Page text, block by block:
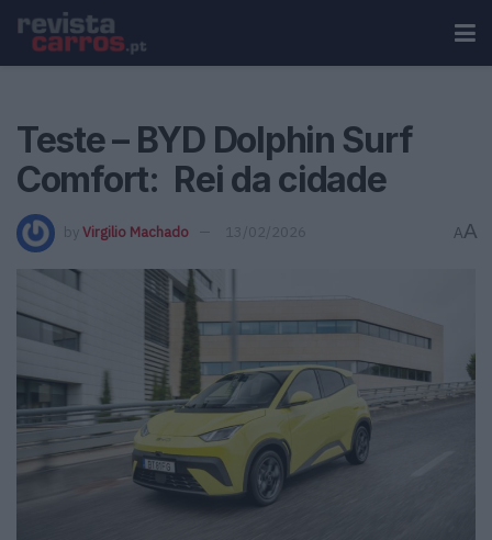
Teste – BYD Dolphin Surf
Comfort: Rei da cidade
by Virgilio Machado 13/02/2026 AA